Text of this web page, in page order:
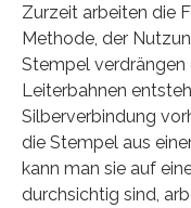
Zurzeit arbeiten die
Methode, der
Stempel verdrängen
Leiterbahnen
Silberverbindung
die Stempel aus
kann man sie auf
durchsichtig sind,